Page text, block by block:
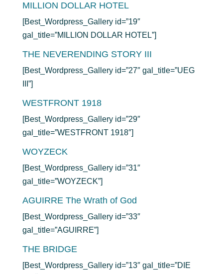
MILLION DOLLAR HOTEL
[Best_Wordpress_Gallery id=”19″
gal_title=”MILLION DOLLAR HOTEL”]
THE NEVERENDING STORY III
[Best_Wordpress_Gallery id=”27″ gal_title=”UEG
III”]
WESTFRONT 1918
[Best_Wordpress_Gallery id=”29″
gal_title=”WESTFRONT 1918″]
WOYZECK
[Best_Wordpress_Gallery id=”31″
gal_title=”WOYZECK”]
AGUIRRE The Wrath of God
[Best_Wordpress_Gallery id=”33″
gal_title=”AGUIRRE”]
THE BRIDGE
[Best_Wordpress_Gallery id=”13″ gal_title=”DIE